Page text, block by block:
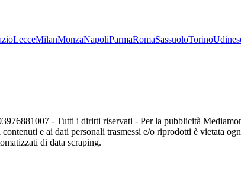
LecceMilanMonzaNapoliParmaRomaSassuoloTorino
- Tutti i diritti riservati - Per la pubblicità
contenuti e ai dati personali trasmessi e/o riprodotti è vietata
di data scraping.